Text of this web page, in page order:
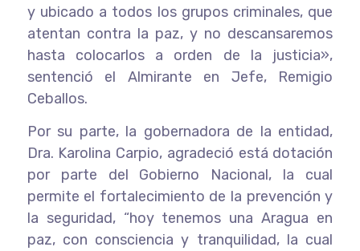
y ubicado a todos los grupos criminales, que
atentan contra la paz, y no descansaremos
hasta colocarlos a orden de la justicia»,
sentenció el Almirante en Jefe, Remigio
Ceballos.
Por su parte, la gobernadora de la entidad,
Dra. Karolina Carpio, agradeció está dotación
por parte del Gobierno Nacional, la cual
permite el fortalecimiento de la prevención y
la seguridad, “hoy tenemos una Aragua en
paz, con consciencia y tranquilidad, la cual